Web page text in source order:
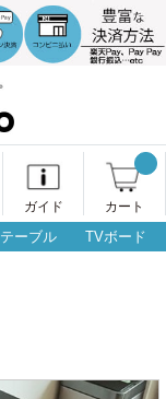
ガイド カート
テーブル TVボード